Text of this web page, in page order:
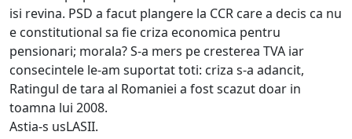
isi revina. PSD a facut plangere la CCR care a decis ca nu
e constitutional sa fie criza economica pentru
pensionari; morala? S-a mers pe cresterea TVA iar
consecintele le-am suportat toti: criza s-a adancit,
Ratingul de tara al Romaniei a fost scazut doar in
toamna lui 2008.
Astia-s usLASII.